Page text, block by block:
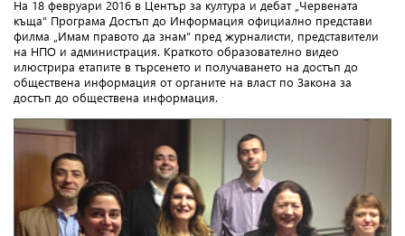
На 18 февруари 2016 в Център за култура и дебат „Червената
къща“ Програма Достъп до Информация официално представи
филма „Имам правото да знам“ пред журналисти, представители
на НПО и администрация. Краткото образователно видео
илюстрира етапите в търсенето и получаването на достъп до
обществена информация от органите на власт по Закона за
достъп до обществена информация.